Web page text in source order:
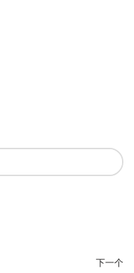
下一个